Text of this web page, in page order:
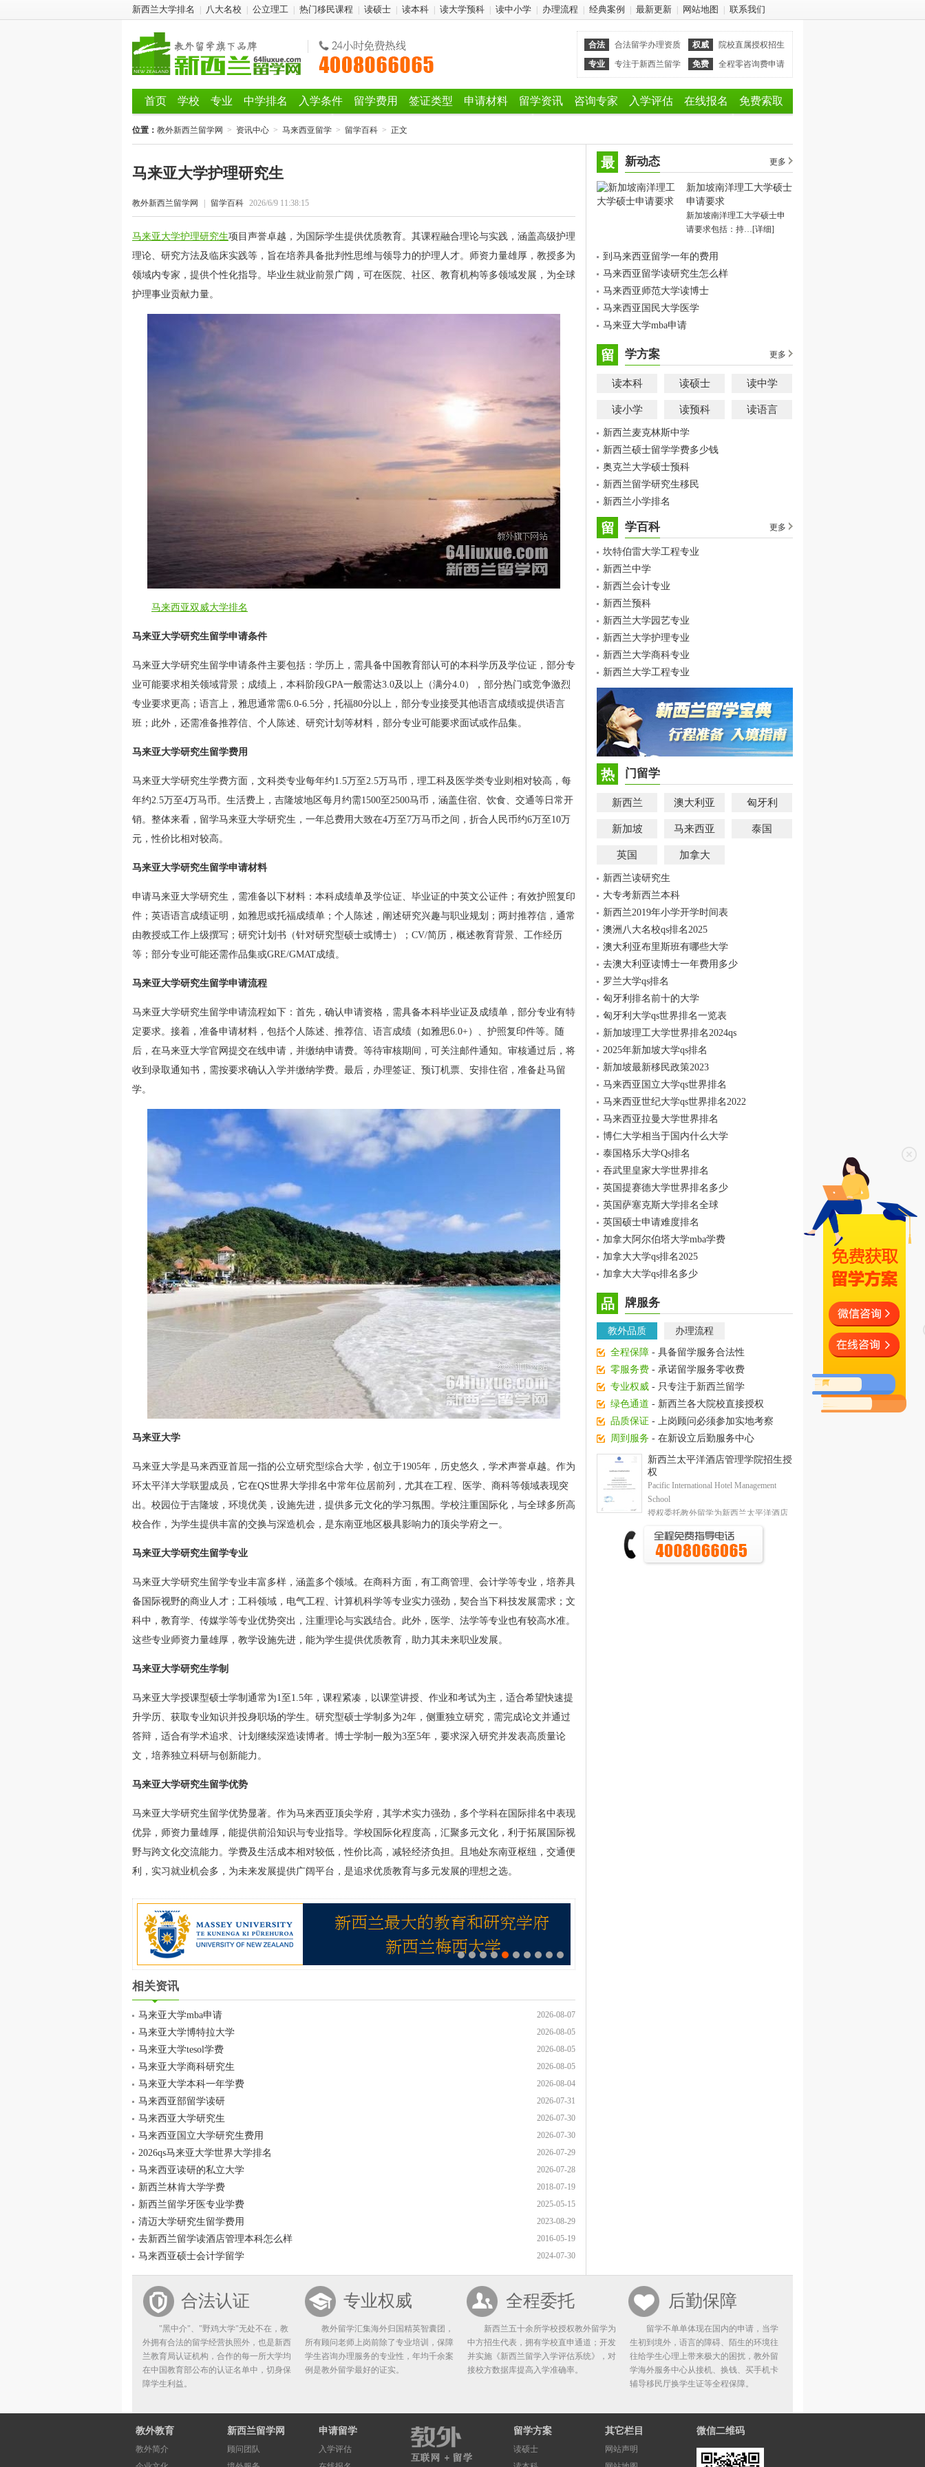
新西兰大学排名 八大名校 公立理工 热门移民课程 读硕士 读本科 读大学预科 读中小学 办理流程 经典案例 最新更新 网站地图 联系我们
合法 合法留学办理资质 权威
院校直属授权招生
专业
专注于新西兰留学 免费 全程零咨询费申请
首页 学校 专业 中学排名 入学条件 留学费用 签证类型 申请材料 留学资讯 咨询专家 入学评估 在线报名 免费索取
位置： 教外新西兰留学网 > 资讯中心 > 马来西亚留学 > 留学百科 > 正文
马来亚大学护理研究生
教外新西兰留学网 留学百科 2026/6/9 11:38:15
马来亚大学护理研究生项目声誉卓越，为国际学生提供优质教育。其课程融合理论与实践，涵盖高级护理
理论、研究方法及临床实践等，旨在培养具备批判性思维与领导力的护理人才。师资力量雄厚，教授多为
领域内专家，提供个性化指导。毕业生就业前景广阔，可在医院、社区、教育机构等多领域发展，为全球
护理事业贡献力量。
马来西亚双威大学排名
马来亚大学研究生留学申请条件
马来亚大学研究生留学申请条件主要包括：学历上，需具备中国教育部认可的本科学历及学位证，部分专
业可能要求相关领域背景；成绩上，本科阶段GPA一般需达3.0及以上（满分4.0），部分热门或竞争激烈
专业要求更高；语言上，雅思通常需6.0-6.5分，托福80分以上，部分专业接受其他语言成绩或提供语言
班；此外，还需准备推荐信、个人陈述、研究计划等材料，部分专业可能要求面试或作品集。
马来亚大学研究生留学费用
马来亚大学研究生学费方面，文科类专业每年约1.5万至2.5万马币，理工科及医学类专业则相对较高，每
年约2.5万至4万马币。生活费上，吉隆坡地区每月约需1500至2500马币，涵盖住宿、饮食、交通等日常开
销。整体来看，留学马来亚大学研究生，一年总费用大致在4万至7万马币之间，折合人民币约6万至10万
元，性价比相对较高。
马来亚大学研究生留学申请材料
申请马来亚大学研究生，需准备以下材料：本科成绩单及学位证、毕业证的中英文公证件；有效护照复印
件；英语语言成绩证明，如雅思或托福成绩单；个人陈述，阐述研究兴趣与职业规划；两封推荐信，通常
由教授或工作上级撰写；研究计划书（针对研究型硕士或博士）；CV/简历，概述教育背景、工作经历
等；部分专业可能还需作品集或GRE/GMAT成绩。
马来亚大学研究生留学申请流程
马来亚大学研究生留学申请流程如下：首先，确认申请资格，需具备本科毕业证及成绩单，部分专业有特
定要求。接着，准备申请材料，包括个人陈述、推荐信、语言成绩（如雅思6.0+）、护照复印件等。随
后，在马来亚大学官网提交在线申请，并缴纳申请费。等待审核期间，可关注邮件通知。审核通过后，将
收到录取通知书，需按要求确认入学并缴纳学费。最后，办理签证、预订机票、安排住宿，准备赴马留
学。
马来亚大学
马来亚大学是马来西亚首屈一指的公立研究型综合大学，创立于1905年，历史悠久，学术声誉卓越。作为
环太平洋大学联盟成员，它在QS世界大学排名中常年位居前列，尤其在工程、医学、商科等领域表现突
出。校园位于吉隆坡，环境优美，设施先进，提供多元文化的学习氛围。学校注重国际化，与全球多所高
校合作，为学生提供丰富的交换与深造机会，是东南亚地区极具影响力的顶尖学府之一。
马来亚大学研究生留学专业
马来亚大学研究生留学专业丰富多样，涵盖多个领域。在商科方面，有工商管理、会计学等专业，培养具
备国际视野的商业人才；工科领域，电气工程、计算机科学等专业实力强劲，契合当下科技发展需求；文
科中，教育学、传媒学等专业优势突出，注重理论与实践结合。此外，医学、法学等专业也有较高水准。
这些专业师资力量雄厚，教学设施先进，能为学生提供优质教育，助力其未来职业发展。
马来亚大学研究生学制
马来亚大学授课型硕士学制通常为1至1.5年，课程紧凑，以课堂讲授、作业和考试为主，适合希望快速提
升学历、获取专业知识并投身职场的学生。研究型硕士学制多为2年，侧重独立研究，需完成论文并通过
答辩，适合有学术追求、计划继续深造读博者。博士学制一般为3至5年，要求深入研究并发表高质量论
文，培养独立科研与创新能力。
马来亚大学研究生留学优势
马来亚大学研究生留学优势显著。作为马来西亚顶尖学府，其学术实力强劲，多个学科在国际排名中表现
优异，师资力量雄厚，能提供前沿知识与专业指导。学校国际化程度高，汇聚多元文化，利于拓展国际视
野与跨文化交流能力。学费及生活成本相对较低，性价比高，减轻经济负担。且地处东南亚枢纽，交通便
利，实习就业机会多，为未来发展提供广阔平台，是追求优质教育与多元发展的理想之选。
相关资讯
2026-08-07
马来亚大学mba申请
2026-08-05
马来亚大学博特拉大学
2026-08-05
马来亚大学tesol学费
2026-08-05
马来亚大学商科研究生
2026-08-04
马来亚大学本科一年学费
2026-07-31
马来西亚部留学读研
2026-07-30
马来西亚大学研究生
2026-07-30
马来西亚国立大学研究生费用
2026-07-29
2026qs马来亚大学世界大学排名
2026-07-28
马来西亚读研的私立大学
2018-07-19
新西兰林肯大学学费
2025-05-15
新西兰留学牙医专业学费
2023-08-29
清迈大学研究生留学费用
2016-05-19
去新西兰留学读酒店管理本科怎么样
2024-07-30
马来西亚硕士会计学留学
最 新动态 更多
新加坡南洋理工大学硕士
申请要求
新加坡南洋理工大学硕士申
请要求包括：持…[详细]
到马来西亚留学一年的费用
马来西亚留学读研究生怎么样
马来西亚师范大学读博士
马来西亚国民大学医学
马来亚大学mba申请
留 学方案 更多
读本科 读硕士 读中学
读小学 读预科 读语言
新西兰麦克林斯中学
新西兰硕士留学学费多少钱
奥克兰大学硕士预科
新西兰留学研究生移民
新西兰小学排名
留 学百科 更多
坎特伯雷大学工程专业
新西兰中学
新西兰会计专业
新西兰预科
新西兰大学园艺专业
新西兰大学护理专业
新西兰大学商科专业
新西兰大学工程专业
热 门留学
新西兰 澳大利亚 匈牙利
新加坡 马来西亚 泰国
英国 加拿大
新西兰读研究生
大专考新西兰本科
新西兰2019年小学开学时间表
澳洲八大名校qs排名2025
澳大利亚布里斯班有哪些大学
去澳大利亚读博士一年费用多少
罗兰大学qs排名
匈牙利排名前十的大学
匈牙利大学qs世界排名一览表
新加坡理工大学世界排名2024qs
2025年新加坡大学qs排名
新加坡最新移民政策2023
马来西亚国立大学qs世界排名
马来西亚世纪大学qs世界排名2022
马来西亚拉曼大学世界排名
博仁大学相当于国内什么大学
泰国格乐大学Qs排名
吞武里皇家大学世界排名
英国提赛德大学世界排名多少
英国萨塞克斯大学排名全球
英国硕士申请难度排名
加拿大阿尔伯塔大学mba学费
加拿大大学qs排名2025
加拿大大学qs排名多少
品 牌服务
教外品质 办理流程
全程保障 - 具备留学服务合法性
零服务费 - 承诺留学服务零收费
专业权威 - 只专注于新西兰留学
绿色通道 - 新西兰各大院校直接授权
品质保证 - 上岗顾问必须参加实地考察
周到服务 - 在新设立后勤服务中心
合法认证
"黑中介"、"野鸡大学"无处不在，教
外拥有合法的留学经营执照外，也是新西
兰教育局认证机构，合作的每一所大学均
在中国教育部公布的认证名单中，切身保
障学生利益。
专业权威
教外留学汇集海外归国精英智囊团，
所有顾问老师上岗前除了专业培训，保障
学生咨询办理服务的专业性，年均千余案
例是教外留学最好的证实。
全程委托
新西兰五十余所学校授权教外留学为
中方招生代表，拥有学校直申通道；开发
并实施《新西兰留学入学评估系统》，对
接校方数据库提高入学准确率。
后勤保障
留学不单单体现在国内的申请，当学
生初到境外，语言的障碍、陌生的环境往
往给学生心理上带来极大的困扰，教外留
学海外服务中心从接机、换钱、买手机卡
辅导移民厅换学生证等全程保障。
教外教育
教外简介
新西兰留学网
顾问团队
申请留学
入学评估
留学方案
读硕士
其它栏目
网站声明
微信二维码